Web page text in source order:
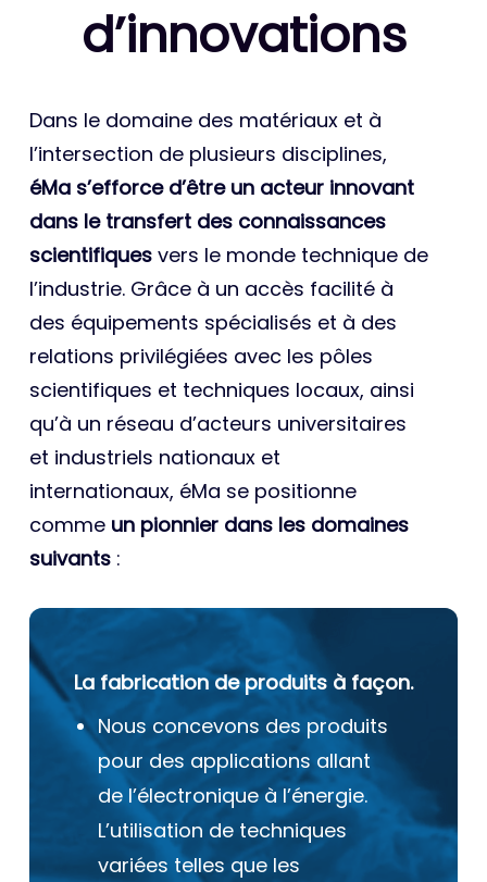
d’innovations
Dans le domaine des matériaux et à
l’intersection de plusieurs disciplines,
éMa s’efforce d’être un acteur innovant
dans le transfert des connaissances
scientifiques vers le monde technique de
l’industrie. Grâce à un accès facilité à
des équipements spécialisés et à des
relations privilégiées avec les pôles
scientifiques et techniques locaux, ainsi
qu’à un réseau d’acteurs universitaires
et industriels nationaux et
internationaux, éMa se positionne
comme un pionnier dans les domaines
suivants :
La fabrication de produits à façon.
Nous concevons des produits
pour des applications allant
de l’électronique à l’énergie.
L’utilisation de techniques
variées telles que les